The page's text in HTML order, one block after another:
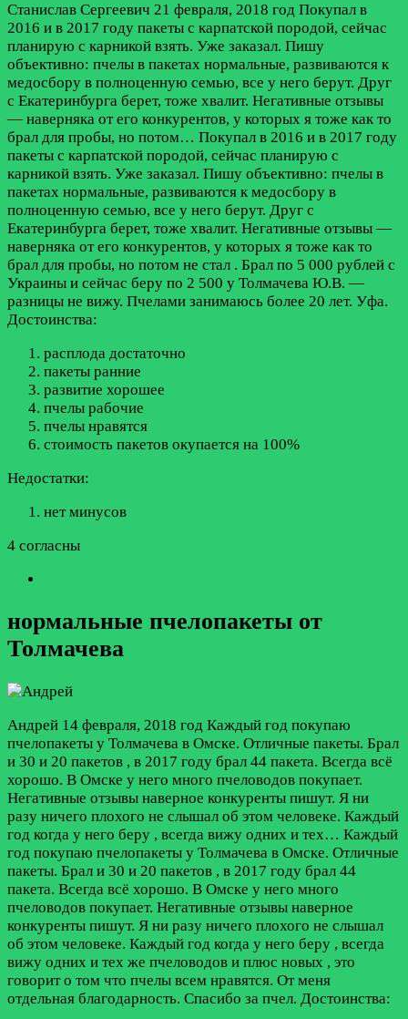
Станислав Сергеевич 21 февраля, 2018 год Покупал в
2016 и в 2017 году пакеты с карпатской породой, сейчас
планирую с карникой взять. Уже заказал. Пишу
объективно: пчелы в пакетах нормальные, развиваются к
медосбору в полноценную семью, все у него берут. Друг
с Екатеринбурга берет, тоже хвалит. Негативные отзывы
— наверняка от его конкурентов, у которых я тоже как то
брал для пробы, но потом… Покупал в 2016 и в 2017 году
пакеты с карпатской породой, сейчас планирую с
карникой взять. Уже заказал. Пишу объективно: пчелы в
пакетах нормальные, развиваются к медосбору в
полноценную семью, все у него берут. Друг с
Екатеринбурга берет, тоже хвалит. Негативные отзывы —
наверняка от его конкурентов, у которых я тоже как то
брал для пробы, но потом не стал . Брал по 5 000 рублей с
Украины и сейчас беру по 2 500 у Толмачева Ю.В. —
разницы не вижу. Пчелами занимаюсь более 20 лет. Уфа.
Достоинства:
расплода достаточно
пакеты ранние
развитие хорошее
пчелы рабочие
пчелы нравятся
стоимость пакетов окупается на 100%
Недостатки:
нет минусов
4 согласны
нормальные пчелопакеты от
Толмачева
Андрей 14 февраля, 2018 год Каждый год покупаю
пчелопакеты у Толмачева в Омске. Отличные пакеты. Брал
и 30 и 20 пакетов , в 2017 году брал 44 пакета. Всегда всё
хорошо. В Омске у него много пчеловодов покупает.
Негативные отзывы наверное конкуренты пишут. Я ни
разу ничего плохого не слышал об этом человеке. Каждый
год когда у него беру , всегда вижу одних и тех… Каждый
год покупаю пчелопакеты у Толмачева в Омске. Отличные
пакеты. Брал и 30 и 20 пакетов , в 2017 году брал 44
пакета. Всегда всё хорошо. В Омске у него много
пчеловодов покупает. Негативные отзывы наверное
конкуренты пишут. Я ни разу ничего плохого не слышал
об этом человеке. Каждый год когда у него беру , всегда
вижу одних и тех же пчеловодов и плюс новых , это
говорит о том что пчелы всем нравятся. От меня
отдельная благодарность. Спасибо за пчел. Достоинства: